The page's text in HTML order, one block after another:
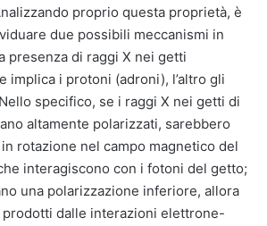
proprio questa proprietà, è
due possibili meccanismi in
presenza di raggi X nei getti
implica i protoni (adroni), l’altro gli
specifico, se i raggi X nei getti di
altamente polarizzati, sarebbero
rotazione nel campo magnetico del
interagiscono con i fotoni del getto;
una polarizzazione inferiore, allora
dalle interazioni elettrone-